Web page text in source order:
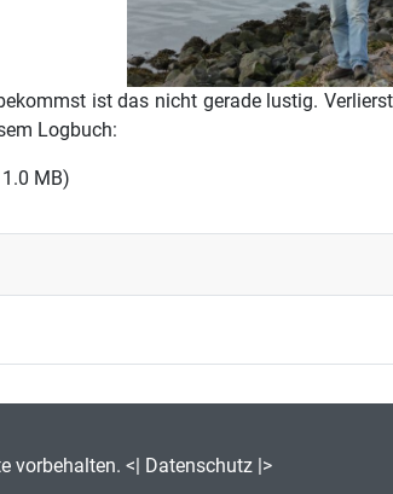
ist das nicht gerade lustig.
Logbuch:
MB)
vorbehalten. <| Datenschutz |>